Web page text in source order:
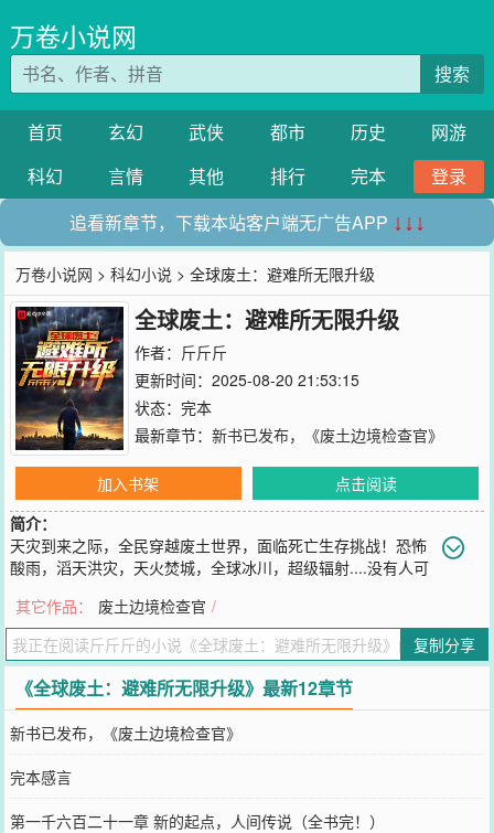
万卷小说网
搜索
首页 玄幻 武侠 都市 历史
网游
科幻
言情 其他 排行 完本
登录
追看新章节，下载本站客户端无广告APP ↓↓↓
万卷小说网 >科幻小说 > 全球废土：避难所无限升级
全球废土：避难所无限升级
作者： 斤斤斤
更新时间：2025-08-20 21:53:15
状态：完本
最新章节： 新书已发布，《废土边境检查官》
加入书架
点击阅读
简介：
天灾到来之际，全民穿越废土世界，面临死亡生存挑战！恐怖
酸雨，滔天洪灾，天火焚城，全球冰川，超级辐射....没有人可
礼。幸好，苏摩觉醒了末日生存系统！他的避难所竟然可以无限升
级！【木门】→【铁门】→【合金大门】→.....【木矛】→【椆木矛】
→【电磁矛】→.....【柴油发电机】→【生物发电机】→【温差发电
机】→.....当所有人奔波在为下次灾难到来准备时，苏摩已经满身装
备，横行废土世界。“咱们还在点油灯，人家冰箱都用上了！”“他的避
难所听说墙壁就有几十米厚，是世界上最安全的地方”“有生之年，我
想进入苏神避难所居住一天”
您要是觉得《
您QQ群和微博微信里的朋友推荐哦！
其它作品： 废土边境检查官 /
复制分享
《全球废土：避难所无限升级》最新12章节
新书已发布，《废土边境检查官》
完本感言
第一千六百二十一章 新的起点，人间传说（全书完！）